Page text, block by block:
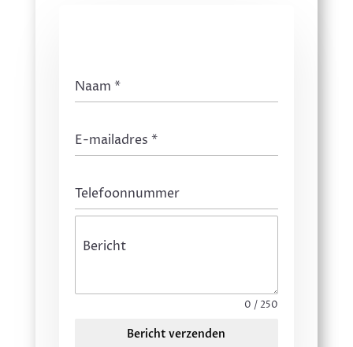
Naam *
E-mailadres *
Telefoonnummer
Bericht
0 / 250
Bericht verzenden